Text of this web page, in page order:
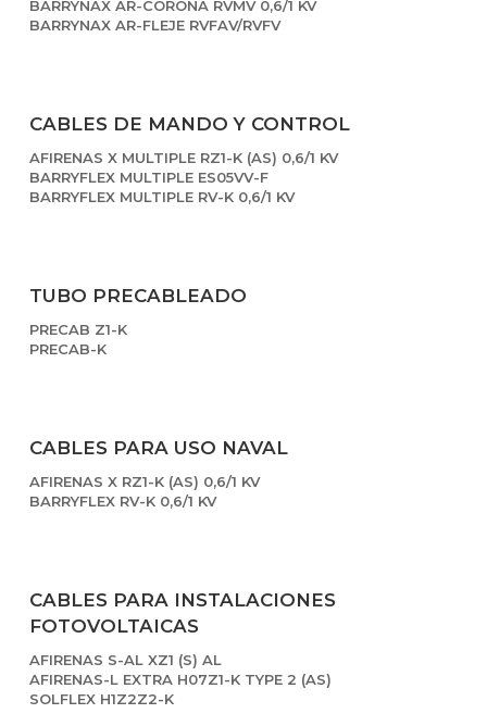
BARRYNAX AR-CORONA RVMV 0,6/1 KV
BARRYNAX AR-FLEJE RVFAV/RVFV
CABLES DE MANDO Y CONTROL
AFIRENAS X MULTIPLE RZ1-K (AS) 0,6/1 KV
BARRYFLEX MULTIPLE ES05VV-F
BARRYFLEX MULTIPLE RV-K 0,6/1 KV
TUBO PRECABLEADO
PRECAB Z1-K
PRECAB-K
CABLES PARA USO NAVAL
AFIRENAS X RZ1-K (AS) 0,6/1 KV
BARRYFLEX RV-K 0,6/1 KV
CABLES PARA INSTALACIONES
FOTOVOLTAICAS
AFIRENAS S-AL XZ1 (S) AL
AFIRENAS-L EXTRA H07Z1-K TYPE 2 (AS)
SOLFLEX H1Z2Z2-K